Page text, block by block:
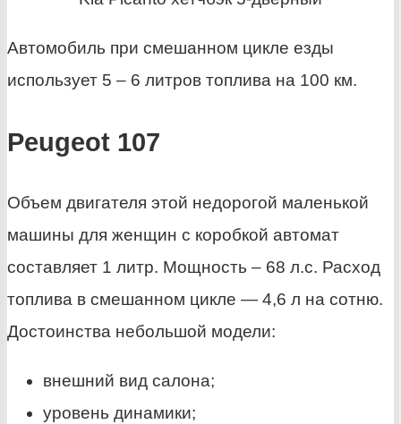
Автомобиль при смешанном цикле езды
использует 5 – 6 литров топлива на 100 км.
Peugeot 107
Объем двигателя этой недорогой маленькой
машины для женщин с коробкой автомат
составляет 1 литр. Мощность – 68 л.с. Расход
топлива в смешанном цикле — 4,6 л на сотню.
Достоинства небольшой модели:
внешний вид салона;
уровень динамики;